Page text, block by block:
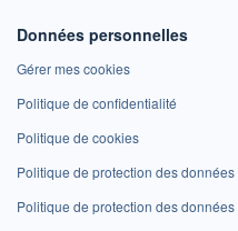
Données personnelles
Gérer mes cookies
Politique de confidentialité
Politique de cookies
Politique de protection des
Politique de protection des